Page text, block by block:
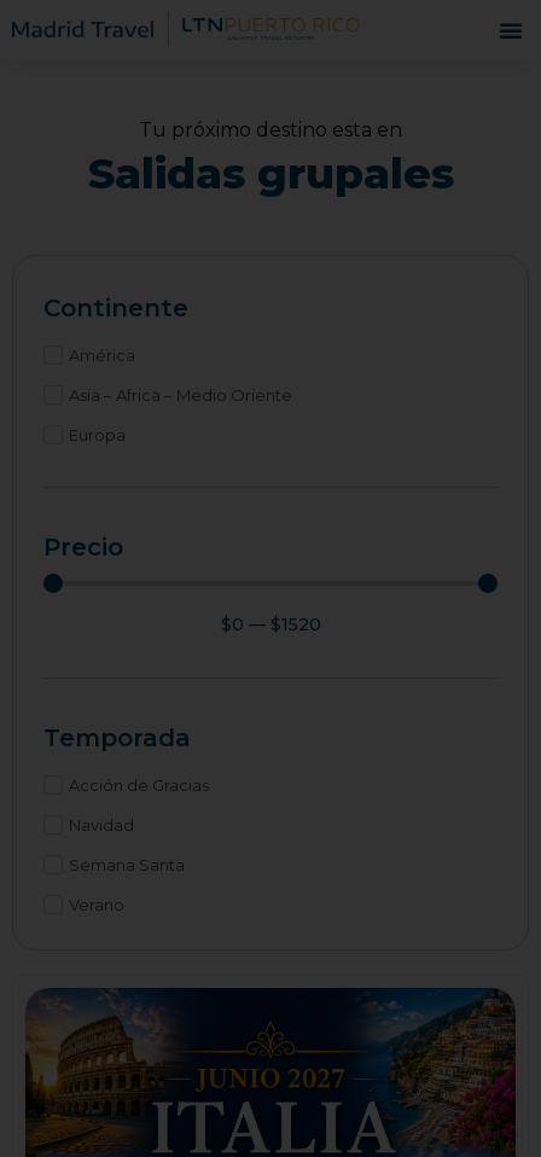
Tu próximo destino esta en
Salidas grupales
Continente
América
Asia – Africa – Medio Oriente
Europa
Precio
$0 — $1520
Temporada
Acción de Gracias
Navidad
Semana Santa
Verano